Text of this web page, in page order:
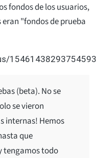
fondos de los usuarios,
"fondos de prueba
(beta). No se
se vieron
internas! Hemos
que
tengamos todo